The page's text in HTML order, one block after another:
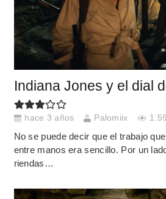
Indiana Jones y el dial
hace 3 años Palomiix
No se puede decir que el trabajo
entre manos era sencillo. Por un
riendas…